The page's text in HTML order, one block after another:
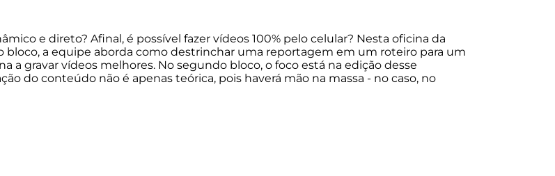
e direto? Afinal, é possível fazer vídeos 100% pelo celular? Nesta oficina da
bloco, a equipe aborda como destrinchar uma reportagem em um roteiro para um
a gravar vídeos melhores. No segundo bloco, o foco está na edição desse
do conteúdo não é apenas teórica, pois haverá mão na massa - no caso, no